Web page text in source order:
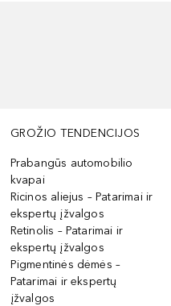
GROŽIO TENDENCIJOS
Prabangūs automobilio
kvapai
Ricinos aliejus – Patarimai ir
ekspertų įžvalgos
Retinolis – Patarimai ir
ekspertų įžvalgos
Pigmentinės dėmės –
Patarimai ir ekspertų
įžvalgos